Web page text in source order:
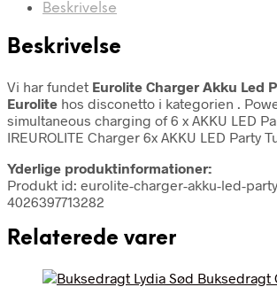
Beskrivelse
Beskrivelse
Vi har fundet Eurolite Charger Akku Led
Eurolite hos disconetto i kategorien .
simultaneous charging of 6 x AKKU LED
IREUROLITE Charger 6x AKKU LED Party
Yderlige produktinformationer:
Produkt id: eurolite-charger-akku-led-
4026397713282
Relaterede varer